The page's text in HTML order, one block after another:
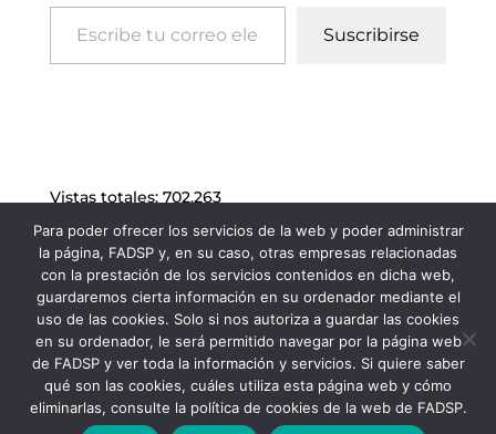
Escribe tu correo electrónico…
Suscribirse
Vistas totales: 702.263
FADSP · 2023 |Aviso legal|Política de
Para poder ofrecer los servicios de la web y poder administrar
la página, FADSP y, en su caso, otras empresas relacionadas
con la prestación de los servicios contenidos en dicha web,
guardaremos cierta información en su ordenador mediante el
uso de las cookies. Solo si nos autoriza a guardar las cookies
en su ordenador, le será permitido navegar por la página web
de FADSP y ver toda la información y servicios. Si quiere saber
qué son las cookies, cuáles utiliza esta página web y cómo
eliminarlas, consulte la política de cookies de la web de FADSP.